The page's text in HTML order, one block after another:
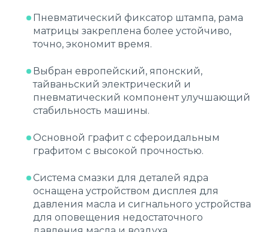
Пневматический фиксатор штампа, рама
матрицы закреплена более устойчиво,
точно, экономит время.
Выбран европейский, японский,
тайваньский электрический и
пневматический компонент улучшающий
стабильность машины.
Основной графит с сфероидальным
графитом с высокой прочностью.
Система смазки для деталей ядра
оснащена устройством дисплея для
давления масла и сигнального устройства
для оповещения недостаточного